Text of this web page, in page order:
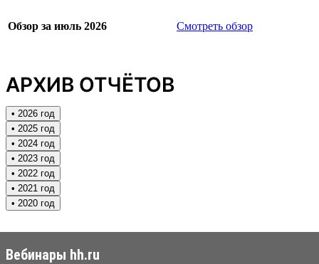
Обзор за июль 2026 Смотреть обзор
АРХИВ ОТЧЁТОВ
• 2026 год
• 2025 год
• 2024 год
• 2023 год
• 2022 год
• 2021 год
• 2020 год
Вебинары hh.ru